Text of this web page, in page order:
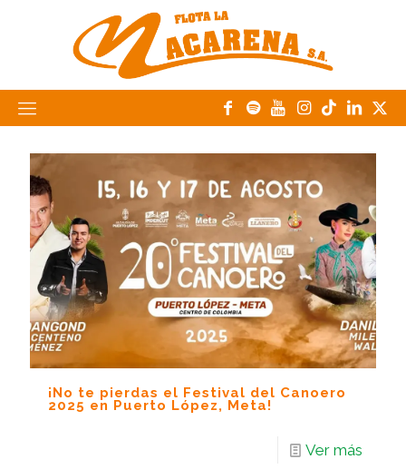
¡No te pierdas el Festival del Canoero
2025 en Puerto López, Meta!
Ver más